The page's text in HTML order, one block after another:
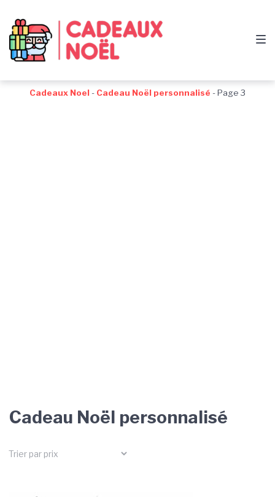
navigation
au
contenu
au
pied
de
Cadeaux Noel - Cadeau Noël personnalisé -Page 3
Cadeau Noël personnalisé